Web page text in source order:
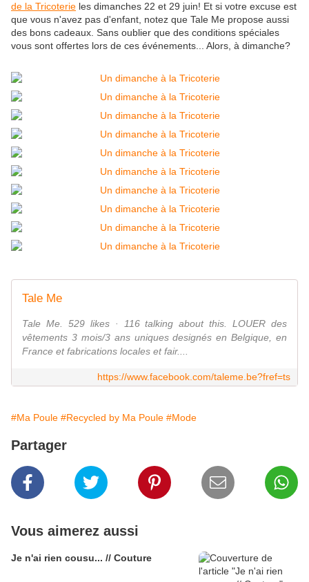
de la Tricoterie les dimanches 22 et 29 juin! Et si votre excuse est
que vous n'avez pas d'enfant, notez que Tale Me propose aussi
des bons cadeaux. Sans oublier que des conditions spéciales
vous sont offertes lors de ces événements... Alors, à dimanche?
Tale Me
Tale Me. 529 likes · 116 talking about this. LOUER des
vêtements 3 mois/3 ans uniques designés en Belgique, en
France et fabrications locales et fair....
https://www.facebook.com/taleme.be?fref=ts
#Ma Poule #Recycled by Ma Poule #Mode
Partager
Vous aimerez aussi
Je n'ai rien cousu... // Couture